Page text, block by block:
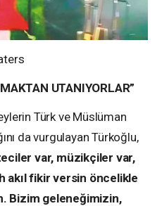
UTANIYORLAR”
Türk ve Müslüman
da vurgulayan Türkoğlu,
var, müzikçiler var,
akıl fikir versin öncelikle
Bizim geleneğimizin,